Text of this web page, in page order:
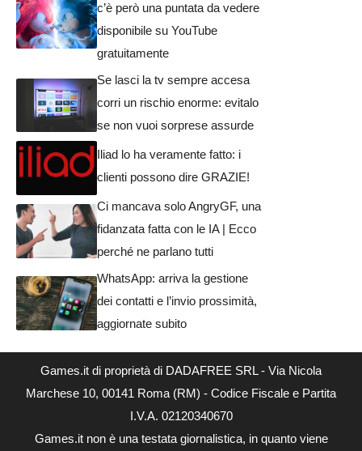
c’è però una puntata da vedere
disponibile su YouTube
gratuitamente
Se lasci la tv sempre accesa
corri un rischio enorme: evitalo
se non vuoi sorprese assurde
Iliad lo ha veramente fatto: i
clienti possono dire GRAZIE!
Ci mancava solo AngryGF, una
fidanzata fatta con le IA | Ecco
perché ne parlano tutti
WhatsApp: arriva la gestione
dei contatti e l’invio prossimità,
aggiornate subito
Games.it di proprietà di DADAFREE SRL - Via Nicola
Marchese 10, 00141 Roma (RM) - Codice Fiscale e Partita
I.V.A. 02120340670
Games.it non è una testata giornalistica, in quanto viene